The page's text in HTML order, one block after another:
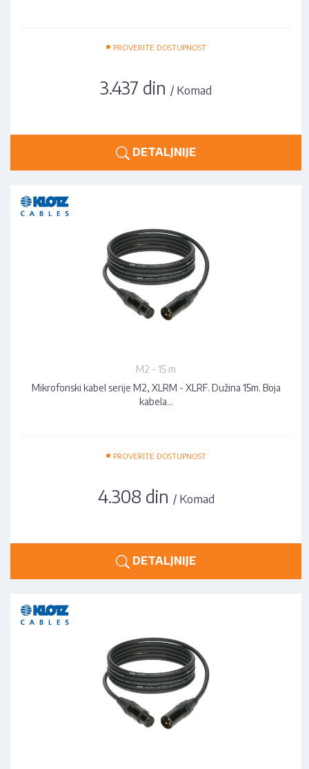
• PROVERITE DOSTUPNOST
3.437 din / Komad
DETALJNIJE
M2 - 15 m
Mikrofonski kabel serije M2, XLRM - XLRF. Dužina 15m. Boja
kabela…
• PROVERITE DOSTUPNOST
4.308 din / Komad
DETALJNIJE